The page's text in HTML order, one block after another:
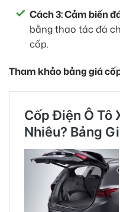
Cách 3: Cảm biến
bằng thao tác đá
cốp.
Tham khảo bảng giá